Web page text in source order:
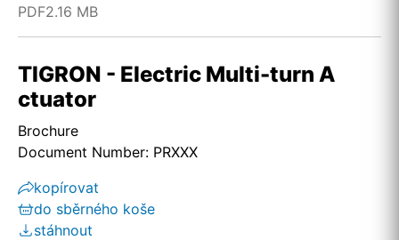
PDF2.16 MB
TIGRON - Electric Multi-turn A
ctuator
Brochure
Document Number: PRXXX
kopírovat
do sběrného koše
stáhnout